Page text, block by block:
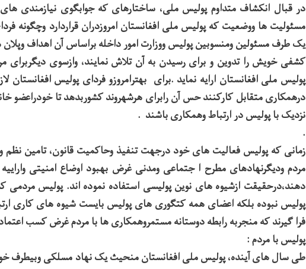
در قبال انکشاف متداوم پولیس ملی، ساختارهای که جوابگوی نیازمندی
مسئولیت ها ووضعیت که پولیس ملی افغانستان امروزدران قراردارد وچگونه
یک طرف مسئولین ومنسوبین پولیس ووزارت امور داخله براساس آن اهداف
کشفی خویش را تدوین و برای رسیدن به آن تلاش نمایند، وازسوی دیگربرای
پولیس ملی افغانستان ارایه نماید .برای بهترامروزو فردای پولیس افغانستان
درهمکاری متقابل کارکنند حس آن رابرای هرشهروند کشوربدهد تا خودراعضو
نزدیک با پولیس در ارتباط وهمکاری باشند .
.
زمانی که پولیس فعالیت های خود درجهت تنفیذ وحاکمیت قانون، تامین نظم
مردم ودیگرنهادهای مطرح ا جتماعی ومدنی غرض بهبود اوضاع امنیتی
دهند،درحقیقت ازشیوه های نوین پولیسی استفاده نموده اند. پولیس
پولیس نبوده بلکه اعضای همه کتگوری های پولیس بایست شیوه های کاری
فرا گیرند که منجربه رابطه دوستانه مستمروهمکاری ها با مردم غرض کسب
پولیس با مردم :
طی سال های آینده، پولیس ملی افغانستان منحیث یک نهاد مسلکی وبیطرف